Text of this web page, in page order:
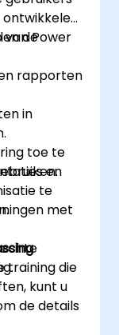
van Power
de
rapporten
in
toe te
te
en
met
training die
kunt u
de details